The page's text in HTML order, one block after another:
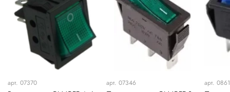
арт. 07370 арт. 07346 арт.